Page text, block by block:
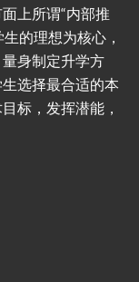
上所谓“内部推
的理想为核心，
身制定升学方
选择最合适的本
标，发挥潜能，